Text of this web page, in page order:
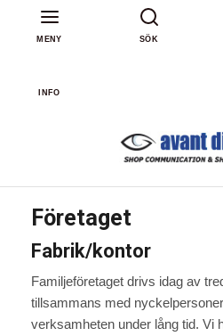
MENY
INFO
SÖK
Företaget
Fabrik/kontor
Familjeföretaget drivs idag av
tillsammans med
verksamheten under lång tid. Vi